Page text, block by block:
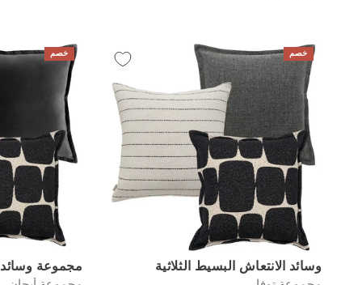
خصم
وسائد الانتعاش البسيط الثلاثية
خصم
مجموعة